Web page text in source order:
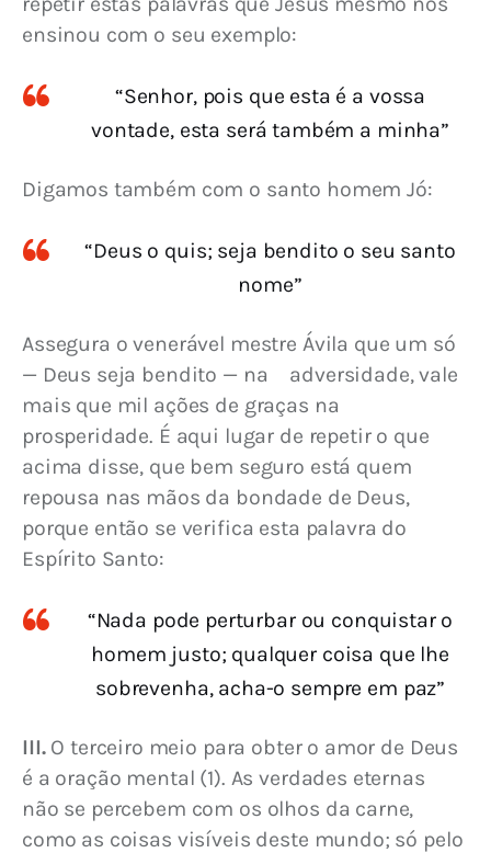
ensinou com o seu exemplo:
“Senhor, pois que esta é a vossa
vontade, esta será também a minha”
Digamos também com o santo homem Jó:
“Deus o quis; seja bendito o seu santo
nome”
Assegura o venerável mestre Ávila que um só
— Deus seja bendito — na adversidade, vale
mais que mil ações de graças na
prosperidade. É aqui lugar de repetir o que
acima disse, que bem seguro está quem
repousa nas mãos da bondade de Deus,
porque então se verifica esta palavra do
Espírito Santo:
“Nada pode perturbar ou conquistar o
homem justo; qualquer coisa que lhe
sobrevenha, acha-o sempre em paz”
III. O terceiro meio para obter o amor de Deus
é a oração mental (1). As verdades eternas
não se percebem com os olhos da carne,
como as coisas visíveis deste mundo; só pelo